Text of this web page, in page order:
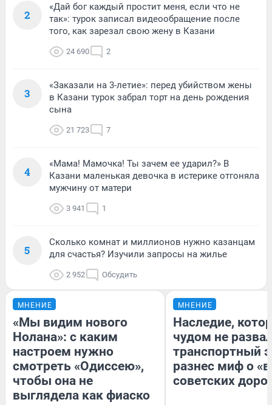
2
«Дай бог каждый простит меня, если что не
так»: турок записал видеообращение после
того, как зарезал свою жену в Казани
24 690 2
3
«Заказали на 3-летие»: перед убийством жены
в Казани турок забрал торт на день рождения
сына
21 723 7
4
«Мама! Мамочка! Ты зачем ее ударил?» В
Казани маленькая девочка в истерике отгоняла
мужчину от матери
3 941 1
5
Сколько комнат и миллионов нужно казанцам
для счастья? Изучили запросы на жилье
2 952 Обсудить
МНЕНИЕ
«Мы видим нового
Нолана»: с каким
настроем нужно
смотреть «Одиссею»,
чтобы она не
выглядела как фиаско
МНЕНИЕ
Наследие,
чудом не
транспортный
разнес миф о
советских